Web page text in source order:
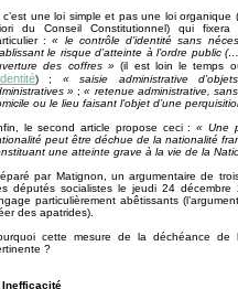
c’est une loi simple et pas une loi
du Conseil Constitutionnel) qui fixera
:« le contrôle d’identité sans
le risque d’atteinte à l’ordre public
des coffres » (il est loin le temps
) ; « saisie administrative
» ;« retenue administrative,
ou le lieu faisant l’objet d’une
le second article propose ceci :« Une
peut être déchue de la nationalité
une atteinte grave à la vie de la
par Matignon, un argumentaire de
députés socialistes le jeudi 24
particulièrement abêtissants
des apatrides).
cette mesure de la déchéance
?
Inefficacité